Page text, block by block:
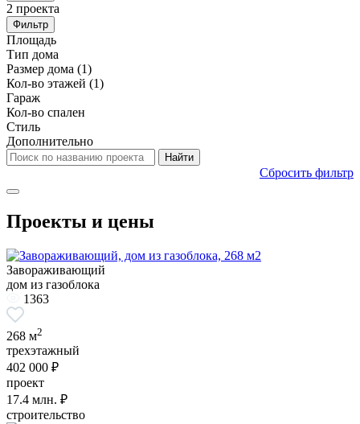
2 проекта
Фильтр
Площадь
Тип дома
Размер дома (1)
Кол-во этажей (1)
Гараж
Кол-во спален
Стиль
Дополнительно
Сбросить фильтр
Проекты и цены
Завораживающий
дом из газоблока
1363
268 м2
трехэтажный
402 000 ₽
проект
17.4 млн. ₽
строительство